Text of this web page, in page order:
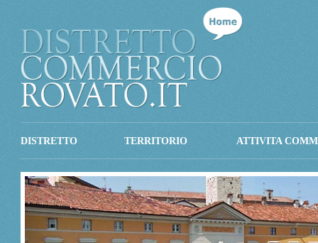
DISTRETTO TERRITORIO ATTIVITA